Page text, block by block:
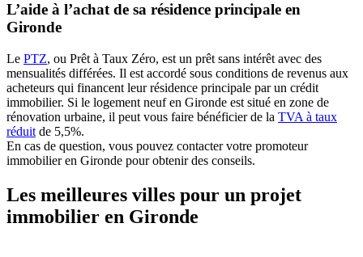
L’aide à l’achat de sa résidence principale en
Gironde
Le PTZ, ou Prêt à Taux Zéro, est un prêt sans intérêt avec des
mensualités différées. Il est accordé sous conditions de revenus aux
acheteurs qui financent leur résidence principale par un crédit
immobilier. Si le logement neuf en Gironde est situé en zone de
rénovation urbaine, il peut vous faire bénéficier de la TVA à taux
réduit de 5,5%.
En cas de question, vous pouvez contacter votre promoteur
immobilier en Gironde pour obtenir des conseils.
Les meilleures villes pour un projet
immobilier en Gironde